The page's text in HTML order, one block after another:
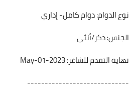
نوع الدوام: دوام كامل- إداري
الجنس: ذكر/أنثى
نهاية التقدم للشاغر: 2023-May-01
-----------------------------